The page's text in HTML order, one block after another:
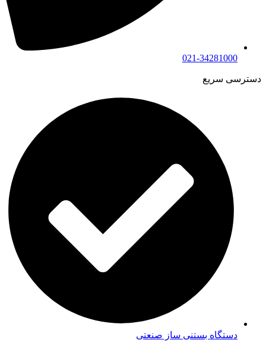
021-34281000
دسترسی سریع
دستگاه بستنی ساز صنعتی